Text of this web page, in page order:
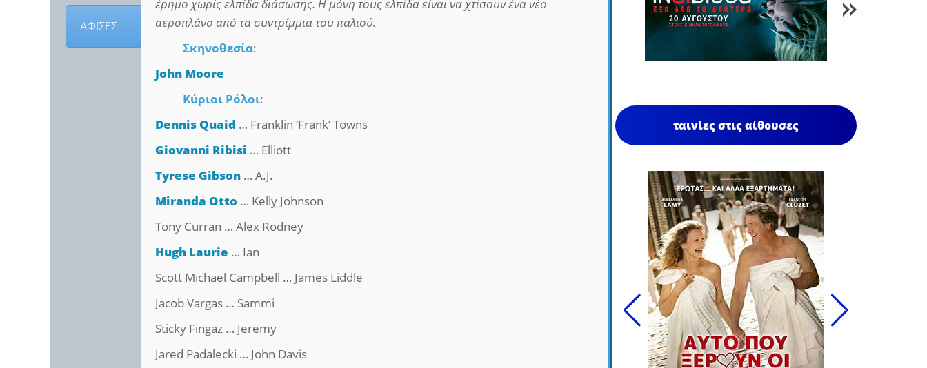
ΑΦΙΣΕΣ
έρημο χωρίς ελπίδα διάσωσης. Η μόνη τους ελπίδα είναι να χτίσουν ένα νέο
αεροπλάνο από τα συντρίμμια του παλιού.
Σκηνοθεσία:
John Moore
Κύριοι Ρόλοι:
Dennis Quaid … Franklin ‘Frank’ Towns
Giovanni Ribisi … Elliott
Tyrese Gibson … A.J.
Miranda Otto … Kelly Johnson
Tony Curran … Alex Rodney
Hugh Laurie … Ian
Scott Michael Campbell … James Liddle
Jacob Vargas … Sammi
Sticky Fingaz … Jeremy
Jared Padalecki … John Davis
ταινίες στις αίθουσες